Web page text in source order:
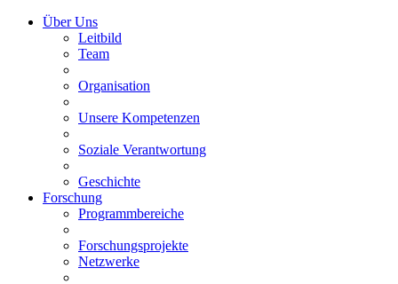
Über Uns
Leitbild
Team
Organisation
Unsere Kompetenzen
Soziale Verantwortung
Geschichte
Forschung
Programmbereiche
Forschungsprojekte
Netzwerke